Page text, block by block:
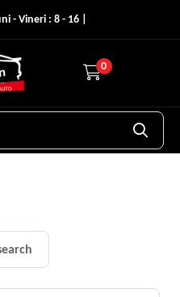
- Vineri : 8 - 16 |
0